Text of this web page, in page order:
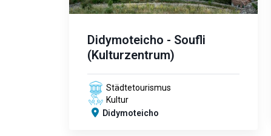
Didymoteicho - Soufli
(Kulturzentrum)
Städtetourismus
Kultur
Didymoteicho